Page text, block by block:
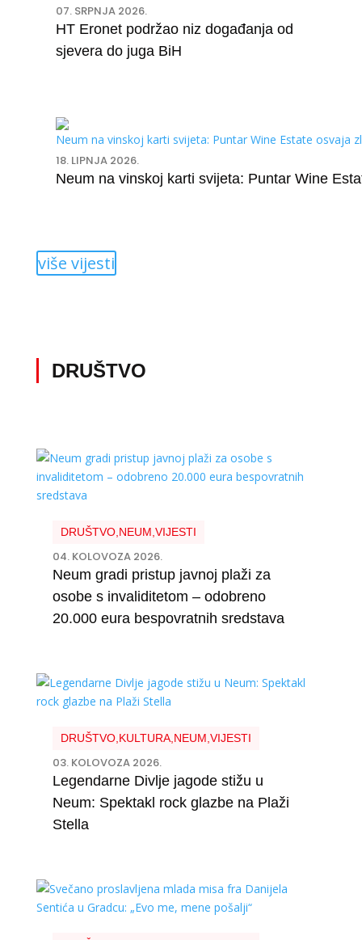
07. SRPNJA 2026.
HT Eronet podržao niz događanja od
sjevera do juga BiH
18. LIPNJA 2026.
Neum na vinskoj karti svijeta: Puntar Wine
više vijesti
DRUŠTVO
DRUŠTVO, NEUM VIJESTI
04. KOLOVOZA 2026.
Neum gradi pristup javnoj plaži za
osobe s invaliditetom – odobreno
20.000 eura bespovratnih sredstava
DRUŠTVO, KULTURA, NEUM VIJESTI
03. KOLOVOZA 2026.
Legendarne Divlje jagode stižu u
Neum: Spektakl rock glazbe na Plaži
Stella